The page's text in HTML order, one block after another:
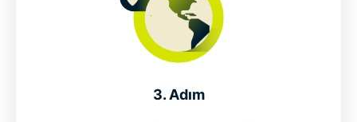
3. Adım